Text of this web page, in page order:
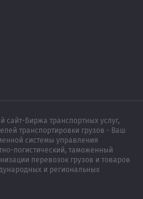
сайт-Биржа транспортных услуг,
транспортировки грузов - Ваш
системы управления
логистический, таможенный
перевозок грузов и товаров
и региональных